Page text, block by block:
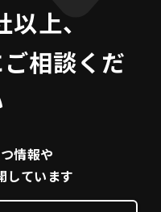
上、
相談くだ
情報や
しています